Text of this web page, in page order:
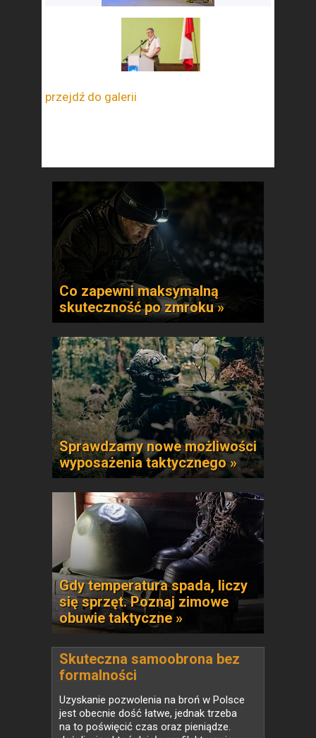
przejdź do galerii
Co zapewni maksymalną
skuteczność po zmroku »
Sprawdzamy nowe możliwości
wyposażenia taktycznego »
Gdy temperatura spada, liczy
się sprzęt. Poznaj zimowe
obuwie taktyczne »
Skuteczna samoobrona bez
formalności
Uzyskanie pozwolenia na broń w Polsce
jest obecnie dość łatwe, jednak trzeba
na to poświęcić czas oraz pieniądze.